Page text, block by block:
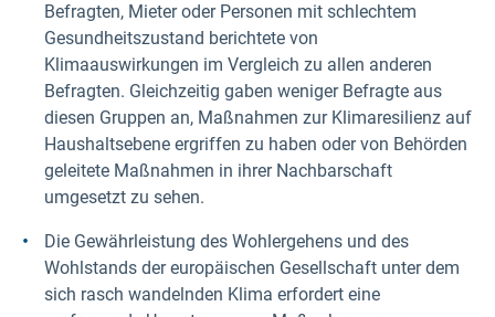
Befragten, Mieter oder Personen mit schlechtem
Gesundheitszustand berichtete von
Klimaauswirkungen im Vergleich zu allen anderen
Befragten. Gleichzeitig gaben weniger Befragte aus
diesen Gruppen an, Maßnahmen zur Klimaresilienz auf
Haushaltsebene ergriffen zu haben oder von Behörden
geleitete Maßnahmen in ihrer Nachbarschaft
umgesetzt zu sehen.
Die Gewährleistung des Wohlergehens und des
Wohlstands der europäischen Gesellschaft unter dem
sich rasch wandelnden Klima erfordert eine